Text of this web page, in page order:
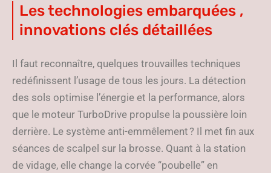
Les technologies embarquées ,
innovations clés détaillées
Il faut reconnaître, quelques trouvailles techniques
redéfinissent l’usage de tous les jours. La détection
des sols optimise l’énergie et la performance, alors
que le moteur TurboDrive propulse la poussière loin
derrière. Le système anti-emmêlement ? Il met fin aux
séances de scalpel sur la brosse. Quant à la station
de vidage, elle change la corvée “poubelle” en